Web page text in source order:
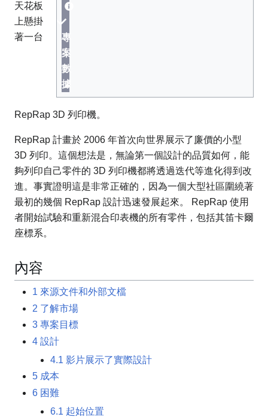
專
案
數
據
天花板
上懸掛
著一台
RepRap 3D 列印機。
RepRap 計畫於 2006 年首次向世界展示了廉價的小型
3D 列印。這個想法是，無論第一個設計的品質如何，能
夠列印自己零件的 3D 列印機都將透過迭代等進化得到改
進。事實證明這是非常正確的，因為一個大型社區圍繞著
最初的幾個 RepRap 設計迅速發展起來。 RepRap 使用
者開始試驗和重新混合印表機的所有零件，包括其笛卡爾
座標系。
內容
1 來源文件和外部文檔
2 了解市場
3 專案目標
4 設計
4.1 影片展示了實際設計
5 成本
6 困難
6.1 起始位置